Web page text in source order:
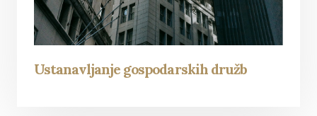
Ustanavljanje gospodarskih družb